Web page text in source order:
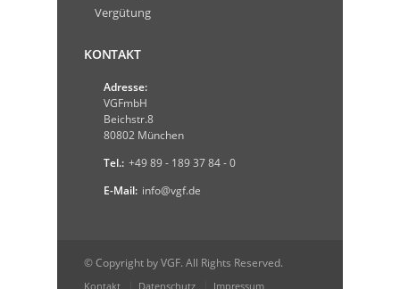
Vergütung
KONTAKT
Adresse:
VGFmbH
Beichstr.8
80802 München
Tel.: +49 89 - 189 37 84 - 0
E-Mail: info@vgf.de
© Copyright by VGF. All Rights Reserved.
Kontakt Datenschutz Impressum